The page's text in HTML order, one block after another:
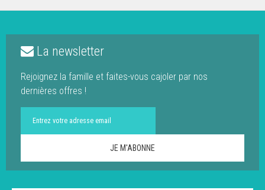
La newsletter
Rejoignez la famille et faites-vous cajoler par nos
dernières offres !